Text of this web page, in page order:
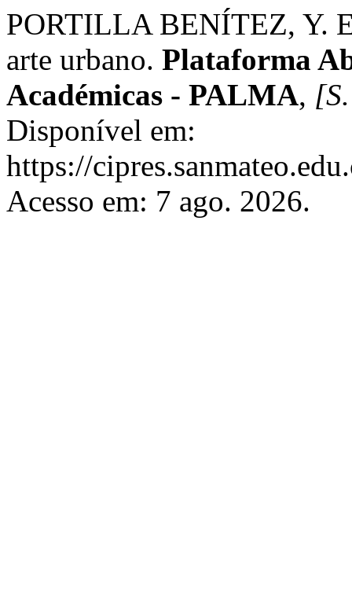
PORTILLA BENÍTEZ, Y.
arte urbano. Plataforma
Académicas - PALMA,
Disponível em:
https://
Acesso em: 7 ago. 2026.